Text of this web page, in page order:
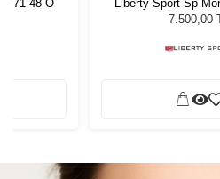
771 48 O
Liberty Sport Sp
7.500,00